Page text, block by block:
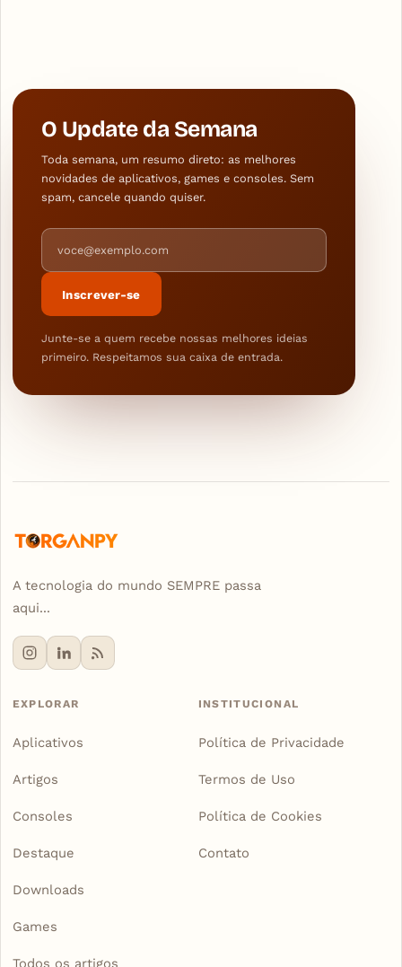
O Update da Semana
Toda semana, um resumo direto: as melhores
novidades de aplicativos, games e consoles. Sem
spam, cancele quando quiser.
Endereço de e-mail
Inscrever-se
Junte-se a quem recebe nossas melhores ideias
primeiro. Respeitamos sua caixa de entrada.
A tecnologia do mundo SEMPRE passa
aqui...
EXPLORAR
Aplicativos
Artigos
Consoles
Destaque
Downloads
Games
Todos os artigos
INSTITUCIONAL
Política de Privacidade
Termos de Uso
Política de Cookies
Contato